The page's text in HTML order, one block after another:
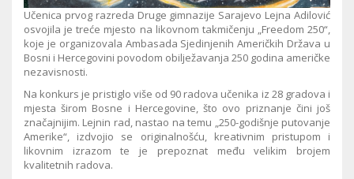
Učenica prvog razreda Druge gimnazije Sarajevo Lejna Adilović
osvojila je treće mjesto na likovnom takmičenju „Freedom 250“,
koje je organizovala Ambasada Sjedinjenih Američkih Država u
Bosni i Hercegovini povodom obilježavanja 250 godina američke
nezavisnosti.
Na konkurs je pristiglo više od 90 radova učenika iz 28 gradova i
mjesta širom Bosne i Hercegovine, što ovo priznanje čini još
značajnijim. Lejnin rad, nastao na temu „250-godišnje putovanje
Amerike“, izdvojio se originalnošću, kreativnim pristupom i
likovnim izrazom te je prepoznat među velikim brojem
kvalitetnih radova.